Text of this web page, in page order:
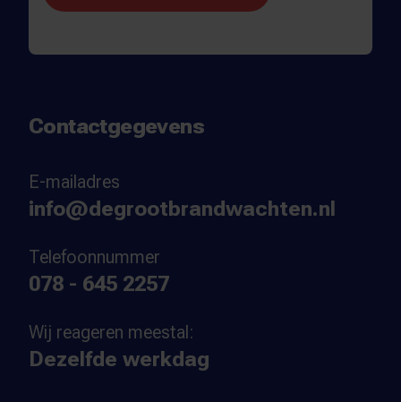
Contactgegevens
E-mailadres
info@degrootbrandwachten.nl
Telefoonnummer
078 - 645 2257
Wij reageren meestal:
Dezelfde werkdag